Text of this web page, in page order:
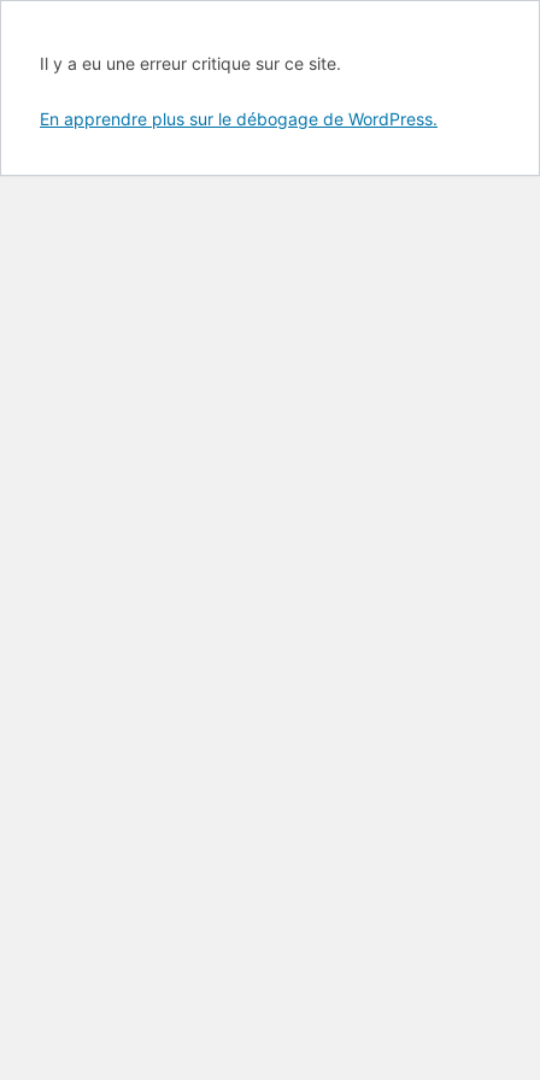
Il y a eu une erreur critique sur ce site.
En apprendre plus sur le débogage de WordPress.